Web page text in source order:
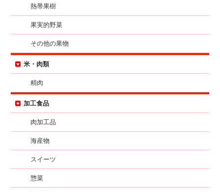
熱帯果樹
果実的野菜
その他の果物
米・肉類
精肉
加工食品
肉加工品
海産物
スイーツ
惣菜